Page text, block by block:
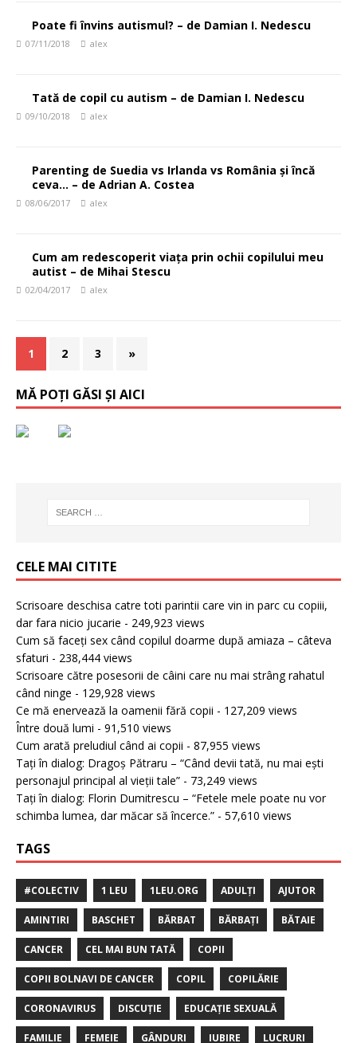
Poate fi învins autismul? – de Damian I. Nedescu
07/11/2018 alex
Tată de copil cu autism – de Damian I. Nedescu
09/10/2018 alex
Parenting de Suedia vs Irlanda vs România și încă
ceva… – de Adrian A. Costea
08/06/2017 alex
Cum am redescoperit viața prin ochii copilului meu
autist – de Mihai Stescu
02/04/2017 alex
1 2 3 »
MĂ POȚI GĂSI ȘI AICI
CELE MAI CITITE
Scrisoare deschisa catre toti parintii care vin in parc cu copiii,
dar fara nicio jucarie - 249,923 views
Cum să faceți sex când copilul doarme după amiaza – câteva
sfaturi - 238,444 views
Scrisoare către posesorii de câini care nu mai strâng rahatul
când ninge - 129,928 views
Ce mă enervează la oamenii fără copii - 127,209 views
Între două lumi - 91,510 views
Cum arată preludiul când ai copii - 87,955 views
Tați în dialog: Dragoș Pătraru – “Când devii tată, nu mai ești
personajul principal al vieții tale” - 73,249 views
Tați în dialog: Florin Dumitrescu – “Fetele mele poate nu vor
schimba lumea, dar măcar să încerce.” - 57,610 views
TAGS
#COLECTIV 1 LEU 1LEU.ORG ADULȚI AJUTOR
AMINTIRI BASCHET BĂRBAT BĂRBAȚI BĂTAIE
CANCER CEL MAI BUN TATĂ COPII
COPII BOLNAVI DE CANCER COPIL COPILĂRIE
CORONAVIRUS DISCUȚIE EDUCAȚIE SEXUALĂ
FAMILIE FEMEIE GÂNDURI IUBIRE LUCRURI